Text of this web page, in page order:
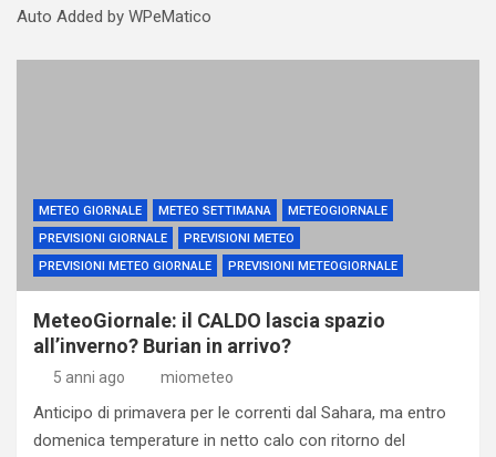
Auto Added by WPeMatico
METEO GIORNALE METEO SETTIMANA
METEOGIORNALE
PREVISIONI GIORNALE
PREVISIONI METEO
PREVISIONI METEO GIORNALE
PREVISIONI METEOGIORNALE
MeteoGiornale: il CALDO lascia spazio
all’inverno? Burian in arrivo?
5 anni ago miometeo
Anticipo di primavera per le correnti dal Sahara, ma entro
domenica temperature in netto calo con ritorno del